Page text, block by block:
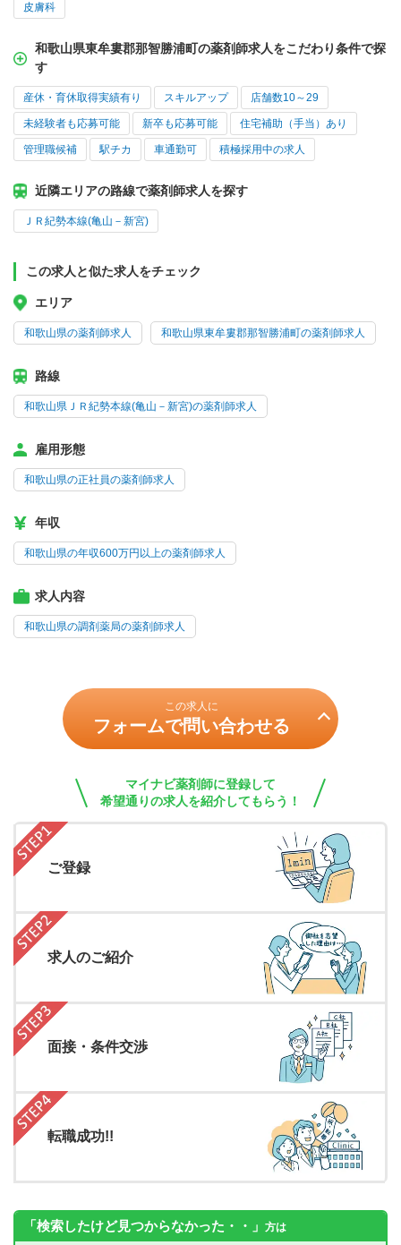
皮膚科
和歌山県東牟婁郡那智勝浦町の薬剤師求人をこだわり条件で探
す
産休・育休取得実績有り スキルアップ 店舗数10～29
未経験者も応募可能 新卒も応募可能 住宅補助（手当）あり
管理職候補 駅チカ 車通勤可 積極採用中の求人
近隣エリアの路線で薬剤師求人を探す
ＪＲ紀勢本線(亀山－新宮)
この求人と似た求人をチェック
エリア
和歌山県の薬剤師求人 和歌山県東牟婁郡那智勝浦町の薬剤師求人
路線
和歌山県ＪＲ紀勢本線(亀山－新宮)の薬剤師求人
雇用形態
和歌山県の正社員の薬剤師求人
年収
和歌山県の年収600万円以上の薬剤師求人
求人内容
和歌山県の調剤薬局の薬剤師求人
この求人に
フォームで問い合わせる
マイナビ薬剤師に登録して
希望通りの求人を紹介してもらう！
ご登録
求人のご紹介
面接・条件交渉
転職成功!!
「検索したけど見つからなかった・・」 方は